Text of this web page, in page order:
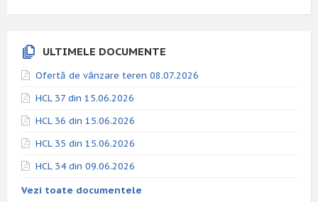
ULTIMELE DOCUMENTE
Ofertă de vânzare teren 08.07.2026
HCL 37 din 15.06.2026
HCL 36 din 15.06.2026
HCL 35 din 15.06.2026
HCL 34 din 09.06.2026
Vezi toate documentele